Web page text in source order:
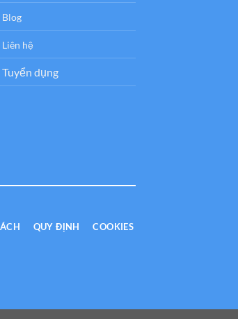
Blog
Liên hệ
Tuyển dụng
QUY ĐỊNH COOKIES